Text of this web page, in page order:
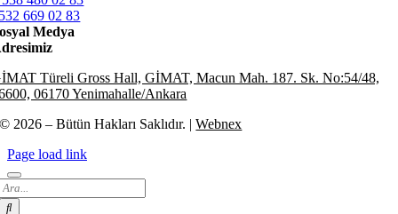
669 02 83
Medya
Türeli Gross Hall, GİMAT, Macun Mah. 187. Sk. No:54/48,
06170 Yenimahalle/Ankara
© 2026 – Bütün Hakları Saklıdır. |Webnex
Page load link